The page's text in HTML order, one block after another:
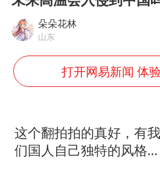
老挝国会
白海豚将
酒店回应
朵朵花林
山东
打开网易新闻 体
这个翻拍拍的真好，有我
们国人自己独特的风格魅